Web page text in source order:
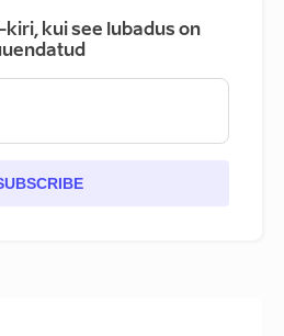
kiri, kui see lubadus on